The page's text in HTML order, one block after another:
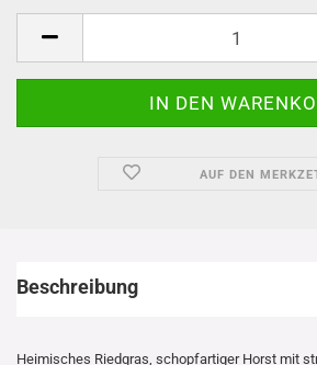
AUF DEN
Beschreibung
Heimisches Riedgras, schopfartiger Horst mit